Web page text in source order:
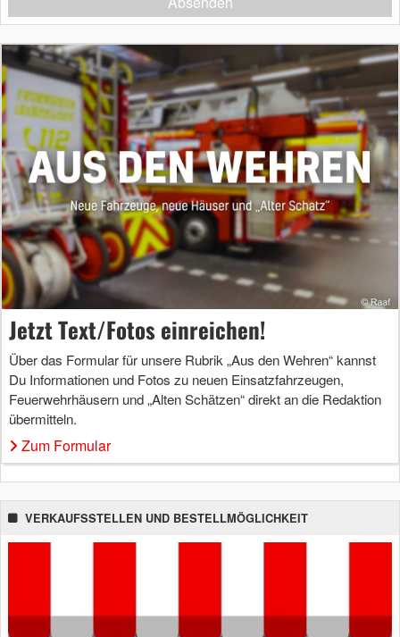
Jetzt Text/Fotos einreichen!
Über das Formular für unsere Rubrik „Aus den Wehren“ kannst
Du Informationen und Fotos zu neuen Einsatzfahrzeugen,
Feuerwehrhäusern und „Alten Schätzen“ direkt an die Redaktion
übermitteln.
Zum Formular
VERKAUFSSTELLEN UND BESTELLMÖGLICHKEIT